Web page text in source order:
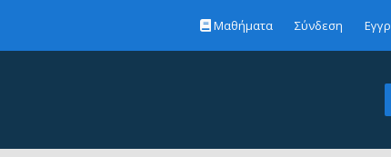
Μαθήματα Σύνδεση